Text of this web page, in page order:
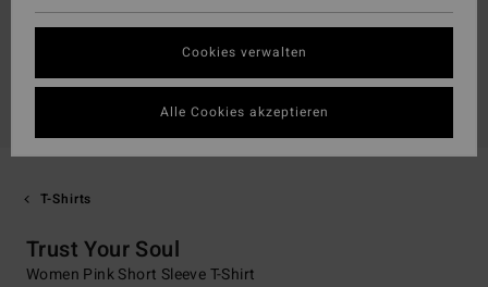
T-Shirts
Trust Your Soul
Women Pink Short Sleeve T-Shirt
Cookies verwalten
Alle Cookies akzeptieren